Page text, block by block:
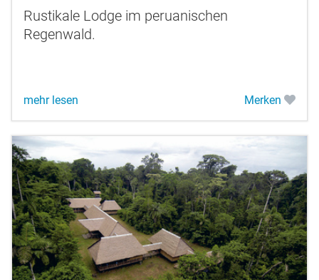
Rustikale Lodge im peruanischen
Regenwald.
mehr lesen Merken